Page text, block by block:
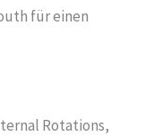
für einen
Rotations,